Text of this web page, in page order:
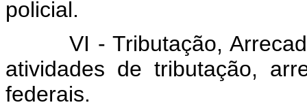
policial.
VI - Tributação,
atividades de tributação,
federais.